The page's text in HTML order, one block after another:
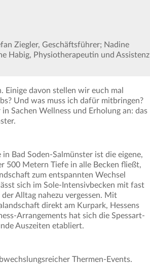
Ziegler, Geschäftsführer; Nadine
Habig, Physiotherapeutin und Assistenz
Einige davon stellen wir euch mal
Und was muss ich dafür mitbringen?
Sachen Wellness und Erholung an: das
Bad Soden-Salmünster ist die eigene,
500 Metern Tiefe in alle Becken fließt,
zum entspannten Wechsel
sich im Sole-Intensivbecken mit fast
Alltag nahezu vergessen. Mit
direkt am Kurpark, Hessens
Arrangements hat sich die Spessart-
Auszeiten etabliert.
Thermen-Events.